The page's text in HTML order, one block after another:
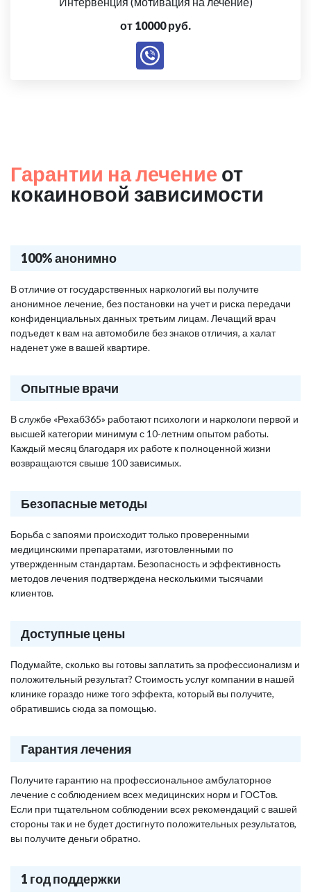
от 10000 руб.
Гарантии на лечение от
кокаиновой зависимости
100% анонимно
В отличие от государственных наркологий вы получите
анонимное лечение, без постановки на учет и риска передачи
конфиденциальных данных третьим лицам. Лечащий врач
подъедет к вам на автомобиле без знаков отличия, а халат
наденет уже в вашей квартире.
Опытные врачи
В службе «Рехаб365» работают психологи и наркологи первой и
высшей категории минимум с 10-летним опытом работы.
Каждый месяц благодаря их работе к полноценной жизни
возвращаются свыше 100 зависимых.
Безопасные методы
Борьба с запоями происходит только проверенными
медицинскими препаратами, изготовленными по
утвержденным стандартам. Безопасность и эффективность
методов лечения подтверждена несколькими тысячами
клиентов.
Доступные цены
Подумайте, сколько вы готовы заплатить за профессионализм и
положительный результат? Стоимость услуг компании в нашей
клинике гораздо ниже того эффекта, который вы получите,
обратившись сюда за помощью.
Гарантия лечения
Получите гарантию на профессиональное амбулаторное
лечение с соблюдением всех медицинских норм и ГОСТов.
Если при тщательном соблюдении всех рекомендаций с вашей
стороны так и не будет достигнуто положительных результатов,
вы получите деньги обратно.
1 год поддержки